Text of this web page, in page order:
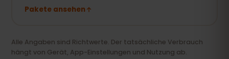
Pakete ansehen
Alle Angaben sind Richtwerte. Der tatsächliche Verbrauch
hängt von Gerät, App-Einstellungen und Nutzung ab.